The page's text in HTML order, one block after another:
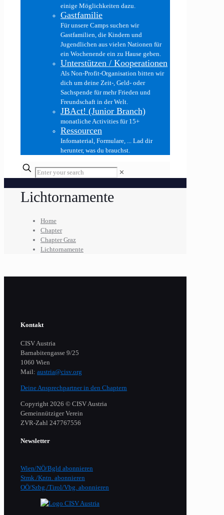
einige Möglichkeiten dazu.
Gastfamilie
Für unsere Camps suchen wir
Gastfamilien, die Kindern und
Jugendlichen aus vielen Nationen für
ein Wochenende ein zu Hause geben.
Unterstützen / Kooperationen
Als Non-Profit-Organisation bitten wir
dich um deine Zeit-, Geld- oder
Sachspende für mehr Frieden und
Freundschaft in der Welt.
JBAct! (Junior Branch)
monatliche Activities für 15+
Ressourcen
Infomaterial, Formulare, ... Lad dir
herunter, was du brauchst.
✕
Lichtornamente
Home
Chapter
Chapter Graz
Lichtornamente
Kontakt
CISV Austria
Barnabitengasse 9/25
1060 Wien
Mail: austria@cisv.org
Deine Ansprechpartner in den Chaptern
Copyright 2026 © CISV Austria
Gemeinnütziger Verein
​ZVR-Zahl 247767556
Newsletter
Wien/NÖ/Bgld abonnieren
Stmk./Kntn. abonnieren
OÖ/Szbg./Tirol/Vbg. abonnieren